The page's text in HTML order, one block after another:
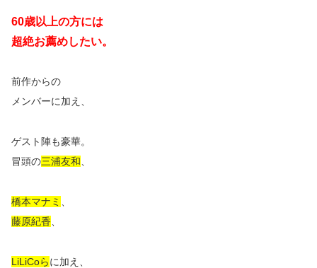
60歳以上の方には
超絶お薦めしたい。
前作からの
メンバーに加え、
ゲスト陣も豪華。
冒頭の三浦友和、
橋本マナミ
藤原紀香
LiLiCoらに加え、